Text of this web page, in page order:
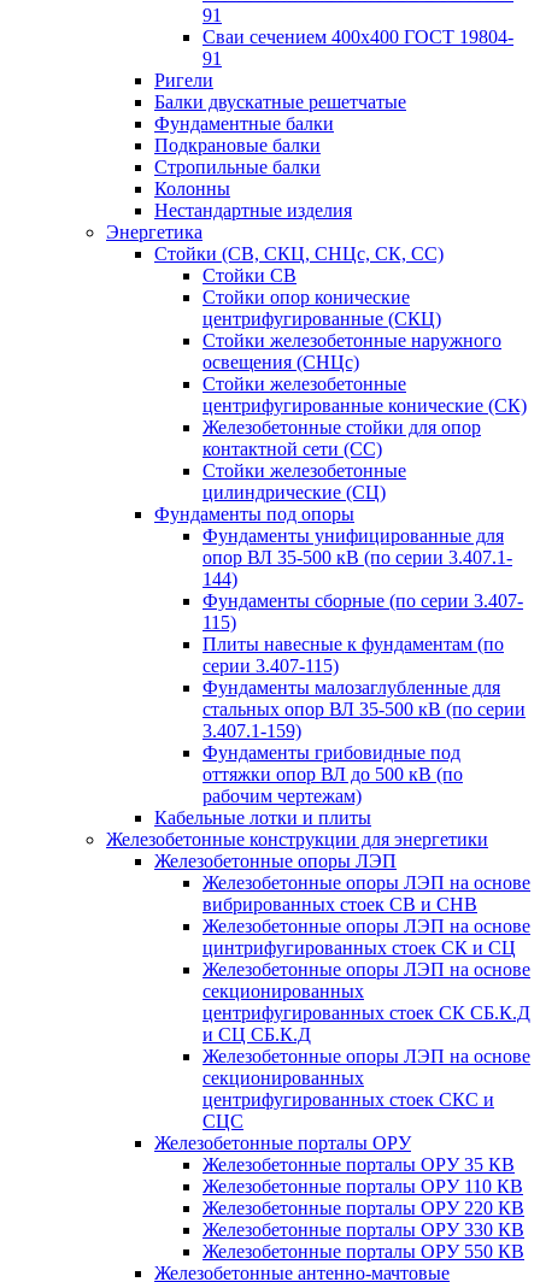
91
Сваи сечением 400х400 ГОСТ 19804-
91
Ригели
Балки двускатные решетчатые
Фундаментные балки
Подкрановые балки
Стропильные балки
Колонны
Нестандартные изделия
Энергетика
Стойки (СВ, СКЦ, СНЦс, СК, СС)
Стойки СВ
Стойки опор конические
центрифугированные (СКЦ)
Стойки железобетонные наружного
освещения (СНЦс)
Стойки железобетонные
центрифугированные конические (СК)
Железобетонные стойки для опор
контактной сети (СС)
Стойки железобетонные
цилиндрические (СЦ)
Фундаменты под опоры
Фундаменты унифицированные для
опор ВЛ 35-500 кВ (по серии 3.407.1-
144)
Фундаменты сборные (по серии 3.407-
115)
Плиты навесные к фундаментам (по
серии 3.407-115)
Фундаменты малозаглубленные для
стальных опор ВЛ 35-500 кВ (по серии
3.407.1-159)
Фундаменты грибовидные под
оттяжки опор ВЛ до 500 кВ (по
рабочим чертежам)
Кабельные лотки и плиты
Железобетонные конструкции для энергетики
Железобетонные опоры ЛЭП
Железобетонные опоры ЛЭП на основе
вибрированных стоек СВ и СНВ
Железобетонные опоры ЛЭП на основе
цинтрифугированных стоек СК и СЦ
Железобетонные опоры ЛЭП на основе
секционированных
центрифугированных стоек СК СБ.К.Д
и СЦ СБ.К.Д
Железобетонные опоры ЛЭП на основе
секционированных
центрифугированных стоек СКС и
СЦС
Железобетонные порталы ОРУ
Железобетонные порталы ОРУ 35 КВ
Железобетонные порталы ОРУ 110 КВ
Железобетонные порталы ОРУ 220 КВ
Железобетонные порталы ОРУ 330 КВ
Железобетонные порталы ОРУ 550 КВ
Железобетонные антенно-мачтовые